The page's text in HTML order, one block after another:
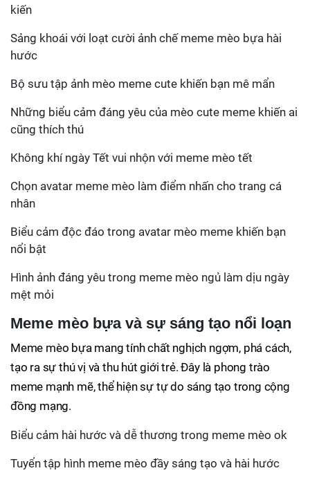
kiến
Sảng khoái với loạt cười ảnh chế meme mèo bựa hài
hước
Bộ sưu tập ảnh mèo meme cute khiến bạn mê mẩn
Những biểu cảm đáng yêu của mèo cute meme khiến ai
cũng thích thú
Không khí ngày Tết vui nhộn với meme mèo tết
Chọn avatar meme mèo làm điểm nhấn cho trang cá
nhân
Biểu cảm độc đáo trong avatar mèo meme khiến bạn
nổi bật
Hình ảnh đáng yêu trong meme mèo ngủ làm dịu ngày
mệt mỏi
Meme mèo bựa và sự sáng tạo nổi loạn
Meme mèo bựa mang tính chất nghịch ngợm, phá cách,
tạo ra sự thú vị và thu hút giới trẻ. Đây là phong trào
meme mạnh mẽ, thể hiện sự tự do sáng tạo trong cộng
đồng mạng.
Biểu cảm hài hước và dễ thương trong meme mèo ok
Tuyển tập hình meme mèo đầy sáng tạo và hài hước